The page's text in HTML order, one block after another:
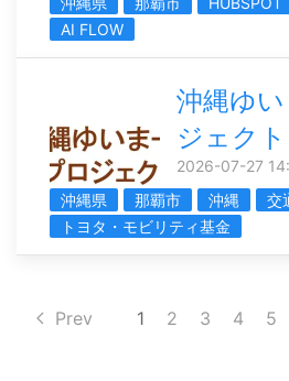
AI FLOW
沖縄ゆ
ジェクト
2026-07-27
沖縄県
那覇市 沖縄
交
トヨタ・モビリティ基金
Prev 1 2 3 4 5